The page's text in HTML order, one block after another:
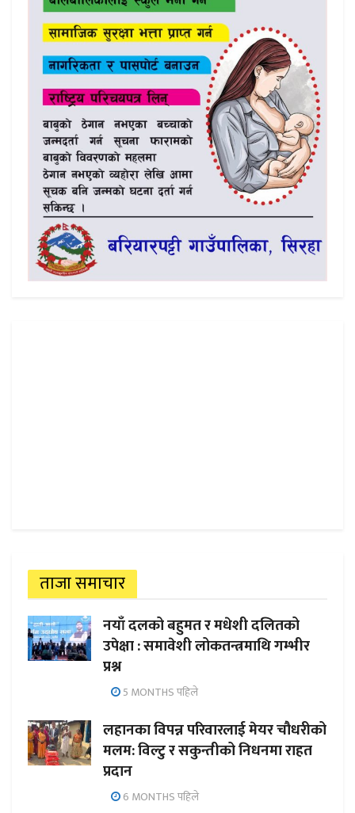
ताजा समाचार
नयाँ दलको बहुमत र मधेशी दलितको
उपेक्षा : समावेशी लोकतन्त्रमाथि गम्भीर
प्रश्न
5 MONTHS पहिले
लहानका विपन्न परिवारलाई मेयर चौधरीको
मलम: विल्टु र सकुन्तीको निधनमा राहत
प्रदान
6 MONTHS पहिले